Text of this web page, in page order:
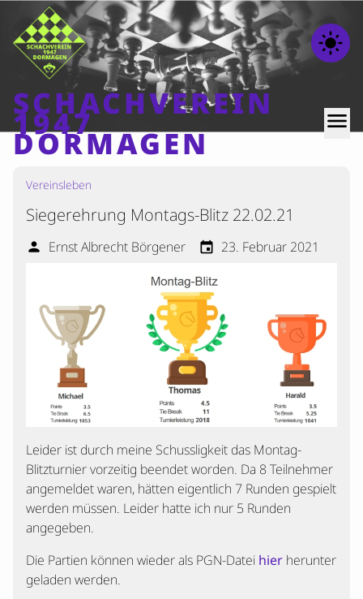
light_mode
SCHACHVEREIN
1947
DORMAGEN
menu
Home
Beiträge
Mannschaften
Termine
Verschiedenes
Kontakt
Vereinsleben
Siegerehrung Montags-Blitz 22.02.21
person Ernst Albrecht Börgener event 23. Februar 2021
Leider ist durch meine Schussligkeit das Montag-
Blitzturnier vorzeitig beendet worden. Da 8 Teilnehmer
angemeldet waren, hätten eigentlich 7 Runden gespielt
werden müssen. Leider hatte ich nur 5 Runden
angegeben.
Die Partien können wieder als PGN-Datei hier herunter
geladen werden.